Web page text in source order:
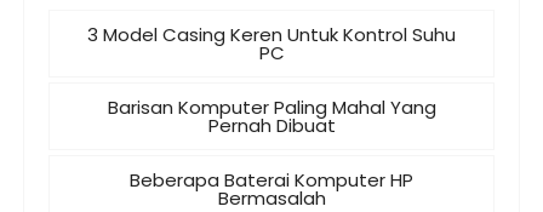
3 Model Casing Keren Untuk Kontrol Suhu
PC
Barisan Komputer Paling Mahal Yang
Pernah Dibuat
Beberapa Baterai Komputer HP
Bermasalah